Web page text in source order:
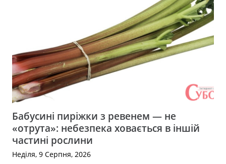
Бабусині пиріжки з ревенем — не
«отрута»: небезпека ховається в іншій
частині рослини
Неділя, 9 Серпня, 2026